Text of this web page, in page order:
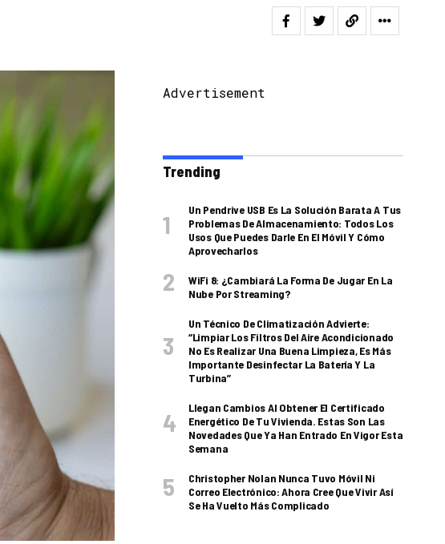
Advertisement
Trending
Un Pendrive USB Es La Solución Barata A Tus
Problemas De Almacenamiento: Todos Los
Usos Que Puedes Darle En El Móvil Y Cómo
Aprovecharlos
WiFi 8: ¿cambiará La Forma De Jugar En La
Nube Por Streaming?
Un Técnico De Climatización Advierte:
“Limpiar Los Filtros Del Aire Acondicionado
No Es Realizar Una Buena Limpieza, Es Más
Importante Desinfectar La Batería Y La
Turbina”
Llegan Cambios Al Obtener El Certificado
Energético De Tu Vivienda. Estas Son Las
Novedades Que Ya Han Entrado En Vigor Esta
Semana
Christopher Nolan Nunca Tuvo Móvil Ni
Correo Electrónico: Ahora Cree Que Vivir Así
Se Ha Vuelto Más Complicado